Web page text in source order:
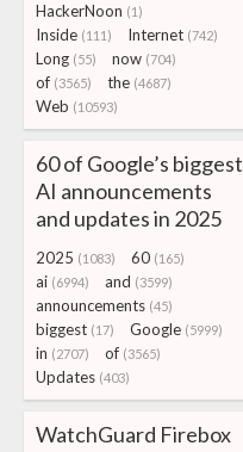
HackerNoon (1)
Inside (111) Internet (742)
Long (55) now (704)
of (3565) the (4687)
Web (10593)
60 of Google’s biggest
AI announcements
and updates in 2025
2025 (1083) 60 (165)
ai (6994) and (3599)
announcements (45)
biggest (17) Google (5999)
in (2707) of (3565)
Updates (403)
WatchGuard Firebox